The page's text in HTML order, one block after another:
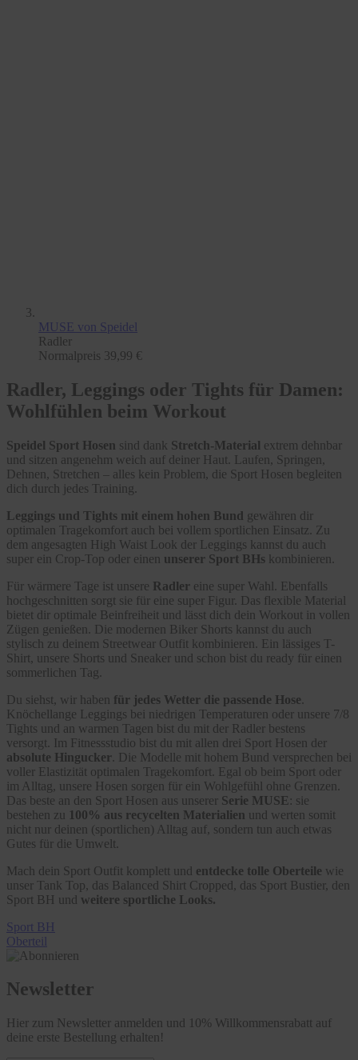
MUSE von Speidel
Radler
Normalpreis 39,99 €
Radler, Leggings oder Tights für Damen:
Wohlfühlen beim Workout
Speidel Sport Hosen sind dank Stretch-Material extrem dehnbar
und sitzen angenehm weich auf deiner Haut. Laufen, Springen,
Dehnen, Stretchen – alles kein Problem, die Sport Hosen begleiten
dich durch jedes Training.
Leggings und Tights mit einem hohen Bund gewähren dir
optimalen Tragekomfort auch bei vollem sportlichen Einsatz. Zu
dem angesagten High Waist Look der Leggings kannst du auch
super ein Crop-Top oder einen unserer Sport BHs kombinieren.
Für wärmere Tage ist unsere Radler eine super Wahl. Ebenfalls
hochgeschnitten sorgt sie für eine super Figur. Das flexible Material
bietet dir optimale Beinfreiheit und lässt dich dein Workout in vollen
Zügen genießen. Die modernen Biker Shorts kannst du auch
stylisch zu deinem Streetwear Outfit kombinieren. Ein lässiges T-
Shirt, unsere Shorts und Sneaker und schon bist du ready für einen
sommerlichen Tag.
Du siehst, wir haben für jedes Wetter die passende Hose
Knöchellange Leggings bei niedrigen Temperaturen oder unsere 7/8
Tights und an warmen Tagen bist du mit der Radler bestens
versorgt. Im Fitnessstudio bist du mit allen drei Sport Hosen der
absolute Hingucker . Die Modelle mit hohem Bund versprechen bei
voller Elastizität optimalen Tragekomfort. Egal ob beim Sport oder
im Alltag, unsere Hosen sorgen für ein Wohlgefühl ohne Grenzen.
Das beste an den Sport Hosen aus unserer Serie MUSE: sie
bestehen zu 100% aus recycelten Materialien und werten somit
nicht nur deinen (sportlichen) Alltag auf, sondern tun auch etwas
Gutes für die Umwelt.
Mach dein Sport Outfit komplett und entdecke tolle Oberteile wie
unser Tank Top, das Balanced Shirt Cropped, das Sport Bustier, den
Sport BH und weitere sportliche Looks.
Sport BH
Oberteil
Newsletter
Hier zum Newsletter anmelden und 10% Willkommensrabatt auf
deine erste Bestellung erhalten!